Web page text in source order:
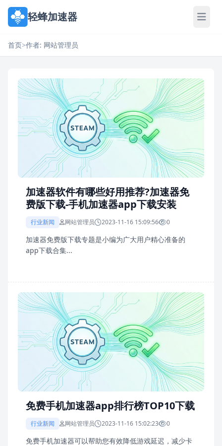
轻蜂加速器
首页>作者: 网站管理员
加速器软件有哪些好用推荐?加速器免
费版下载-手机加速器app下载安装
行业新闻 网站管理员 2023-11-16 15:09:56 0
加速器免费版下载专题是小编为广大用户精心准备的
app下载合集...
免费手机加速器app排行榜TOP10下载
行业新闻 网站管理员 2023-11-16 15:02:23 0
免费手机加速器可以帮助您有效降低游戏延迟，减少卡